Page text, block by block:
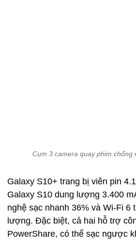
Cụm 3 camera quay phim
Galaxy S10+ trang bị viên pin
Galaxy S10 dung lượng 3.400
nghệ sạc nhanh 36% và Wi-Fi 6
lượng. Đặc biệt, cả hai hỗ trợ
PowerShare, có thể sạc ngược